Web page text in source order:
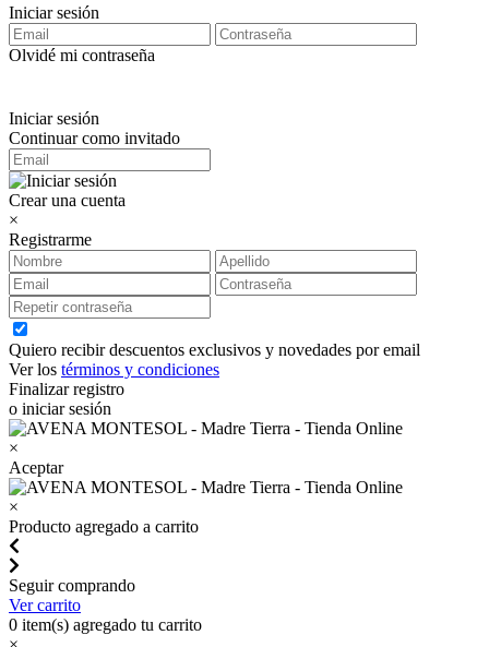
Iniciar sesión
Olvidé mi contraseña
Iniciar sesión
Continuar como invitado
Crear una cuenta
×
Registrarme
Quiero recibir descuentos exclusivos y novedades por email
Ver los términos y condiciones
Finalizar registro
o iniciar sesión
×
Aceptar
×
Producto agregado a carrito
Seguir comprando
Ver carrito
0 item(s) agregado tu carrito